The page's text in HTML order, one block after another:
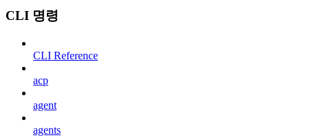
CLI 명령
CLI Reference
acp
agent
agents